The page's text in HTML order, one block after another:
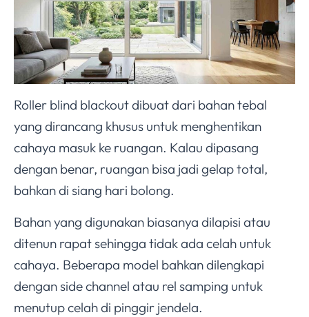
Roller blind blackout dibuat dari bahan tebal
yang dirancang khusus untuk menghentikan
cahaya masuk ke ruangan. Kalau dipasang
dengan benar, ruangan bisa jadi gelap total,
bahkan di siang hari bolong.
Bahan yang digunakan biasanya dilapisi atau
ditenun rapat sehingga tidak ada celah untuk
cahaya. Beberapa model bahkan dilengkapi
dengan side channel atau rel samping untuk
menutup celah di pinggir jendela.